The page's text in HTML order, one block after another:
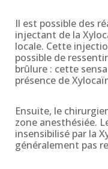
Il est possible des
injectant de la
locale. Cette
possible de
brûlure : cette
présence de
Ensuite, le
zone anesthésiée.
insensibilisé par la
généralement pas